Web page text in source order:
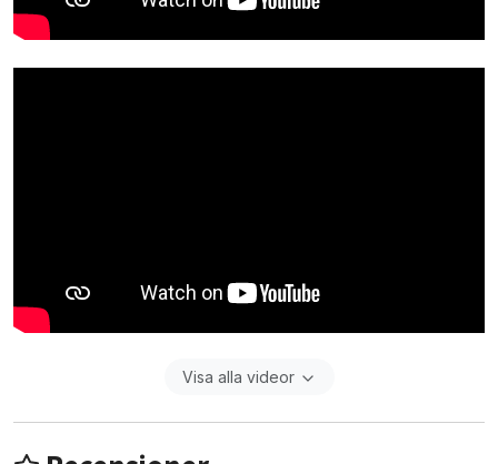
Visa alla videor